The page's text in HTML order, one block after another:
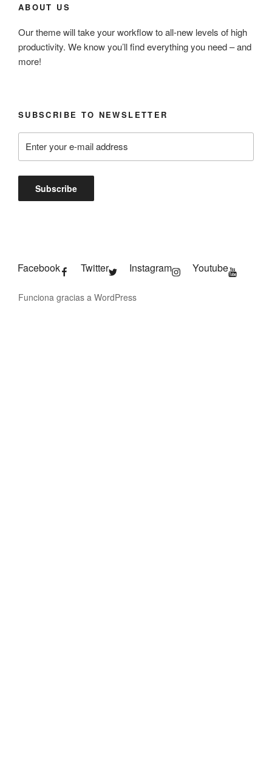
ABOUT US
Our theme will take your workflow to all-new levels of high
productivity. We know you’ll find everything you need – and
more!
SUBSCRIBE TO NEWSLETTER
Facebook Twitter Instagram Youtube
Funciona gracias a WordPress